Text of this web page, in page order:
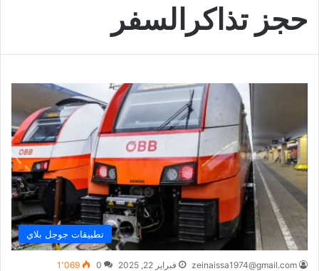
حجز تذاكرالسفر
تطبيقات جوجل بلاي
zeinaissa1974@gmail.com فبراير 22, 2025 0 1٬069